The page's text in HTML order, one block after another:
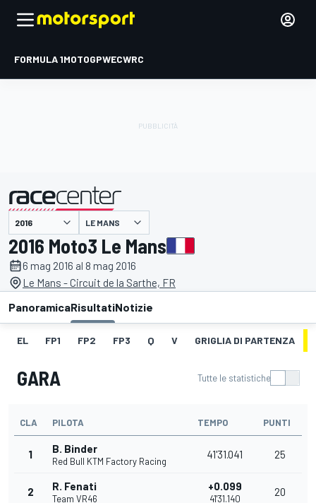
FORMULA 1MOTOGPWECWRC
presentato da LE MANS
2016 Moto3 Le Mans
6 mag 2016 al 8 mag 2016
Le Mans - Circuit de la Sarthe, FR
PanoramicaRisultatiNotizie
EL FP1 FP2 FP3 Q V GRIGLIA DI PARTENZA
GARA Tutte le statistiche
CLA PILOTA TEMPO PUNTI
1 B. Binder
Red Bull KTM Factory Racing
41'31.041 25
2 R. Fenati
Team VR46
+0.099
41'31.140
20